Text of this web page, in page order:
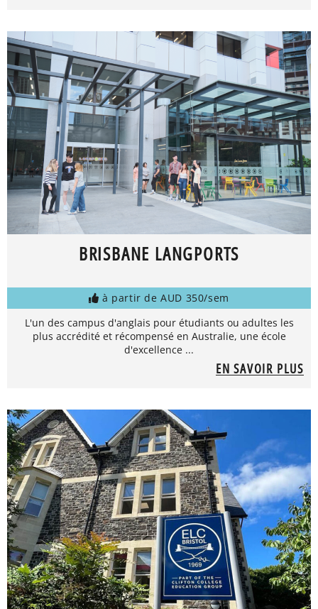
BRISBANE LANGPORTS
à partir de AUD 350/sem
L'un des campus d'anglais pour étudiants ou adultes les
plus accrédité et récompensé en Australie, une école
d'excellence ...
EN SAVOIR PLUS